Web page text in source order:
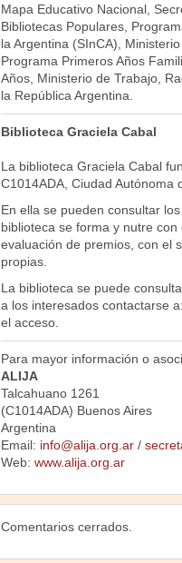
Mapa Educativo Nacional,
Bibliotecas Populares,
la Argentina (SInCA),
Programa Primeros Años
Años, Ministerio de Trabajo,
la República Argentina.
Biblioteca Graciela Cabal
La biblioteca Graciela Cabal
C1014ADA, Ciudad Autónoma
En ella se pueden consultar
biblioteca se forma y nutre
evaluación de premios, con el
propias.
La biblioteca se puede
a los interesados contactarse a:
el acceso.
Para mayor información o
ALIJA
Talcahuano 1261
(C1014ADA) Buenos Aires
Argentina
Email: info@alija.org.ar/
Web: www.alija.org.ar
Comentarios cerrados.